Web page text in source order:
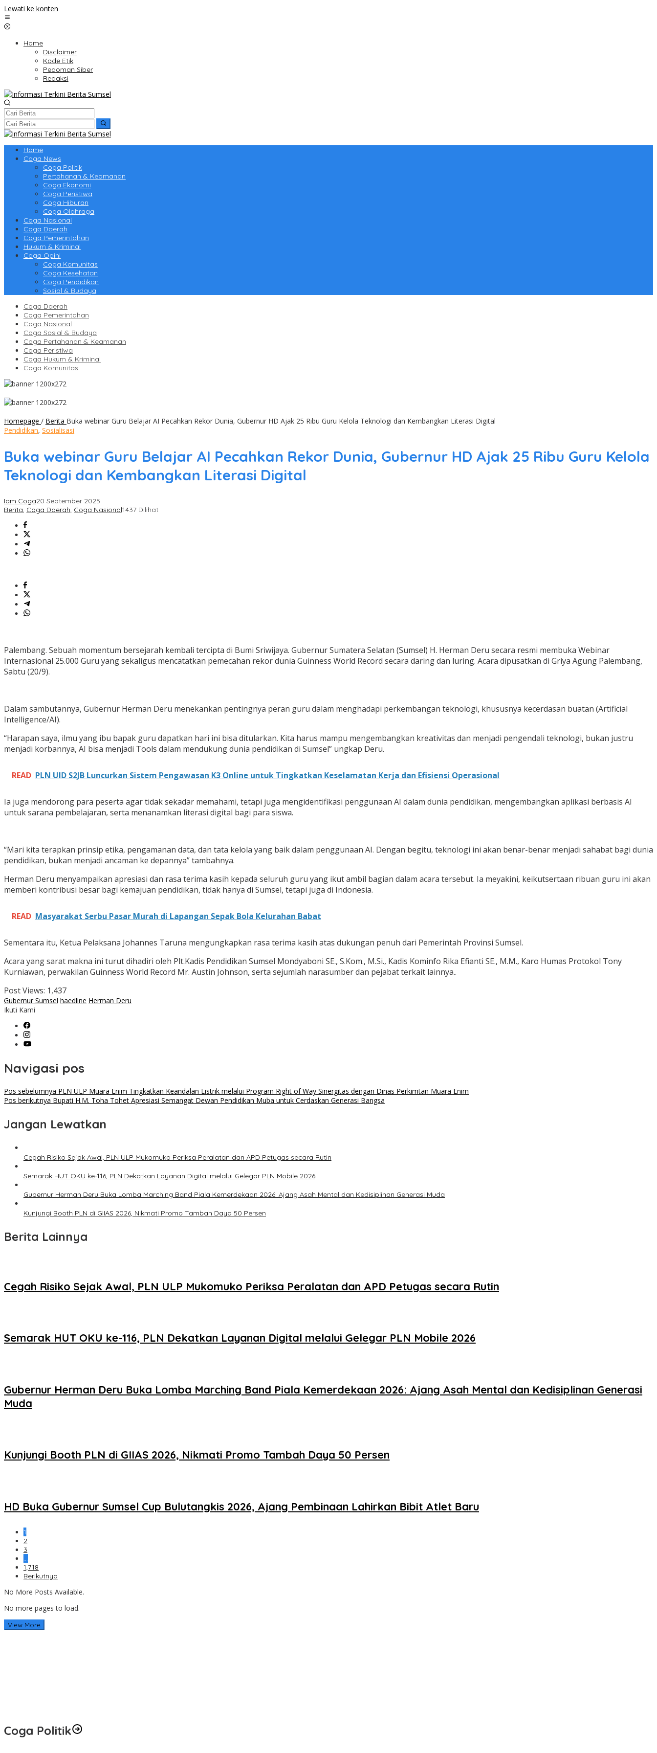
Lewati ke konten
Home
Disclaimer
Kode Etik
Pedoman Siber
Redaksi
Home
Coga News
Coga Politik
Pertahanan & Keamanan
Coga Ekonomi
Coga Peristiwa
Coga Hiburan
Coga Olahraga
Coga Nasional
Coga Daerah
Coga Pemerintahan
Hukum & Kriminal
Coga Opini
Coga Komunitas
Coga Kesehatan
Coga Pendidikan
Sosial & Budaya
Coga Daerah
Coga Pemerintahan
Coga Nasional
Coga Sosial & Budaya
Coga Pertahanan & Keamanan
Coga Peristiwa
Coga Hukum & Kriminal
Coga Komunitas
Homepage / Berita Buka webinar Guru Belajar AI Pecahkan Rekor Dunia, Gubernur HD Ajak 25 Ribu Guru Kelola Teknologi dan Kembangkan Literasi Digital
Pendidikan, Sosialisasi
Buka webinar Guru Belajar AI Pecahkan Rekor Dunia, Gubernur HD Ajak 25 Ribu Guru Kelola
Teknologi dan Kembangkan Literasi Digital
Iam Coga20 September 2025
Berita, Coga Daerah, Coga Nasional1437 Dilihat
Palembang. Sebuah momentum bersejarah kembali tercipta di Bumi Sriwijaya. Gubernur Sumatera Selatan (Sumsel) H. Herman Deru secara resmi membuka Webinar
Internasional 25.000 Guru yang sekaligus mencatatkan pemecahan rekor dunia Guinness World Record secara daring dan luring. Acara dipusatkan di Griya Agung Palembang,
Sabtu (20/9).
Dalam sambutannya, Gubernur Herman Deru menekankan pentingnya peran guru dalam menghadapi perkembangan teknologi, khususnya kecerdasan buatan (Artificial
Intelligence/AI).
“Harapan saya, ilmu yang ibu bapak guru dapatkan hari ini bisa ditularkan. Kita harus mampu mengembangkan kreativitas dan menjadi pengendali teknologi, bukan justru
menjadi korbannya, AI bisa menjadi Tools dalam mendukung dunia pendidikan di Sumsel” ungkap Deru.
READ PLN UID S2JB Luncurkan Sistem Pengawasan K3 Online untuk Tingkatkan Keselamatan Kerja dan Efisiensi Operasional
Ia juga mendorong para peserta agar tidak sekadar memahami, tetapi juga mengidentifikasi penggunaan AI dalam dunia pendidikan, mengembangkan aplikasi berbasis AI
untuk sarana pembelajaran, serta menanamkan literasi digital bagi para siswa.
“Mari kita terapkan prinsip etika, pengamanan data, dan tata kelola yang baik dalam penggunaan AI. Dengan begitu, teknologi ini akan benar-benar menjadi sahabat bagi dunia
pendidikan, bukan menjadi ancaman ke depannya” tambahnya.
Herman Deru menyampaikan apresiasi dan rasa terima kasih kepada seluruh guru yang ikut ambil bagian dalam acara tersebut. Ia meyakini, keikutsertaan ribuan guru ini akan
memberi kontribusi besar bagi kemajuan pendidikan, tidak hanya di Sumsel, tetapi juga di Indonesia.
READ Masyarakat Serbu Pasar Murah di Lapangan Sepak Bola Kelurahan Babat
Sementara itu, Ketua Pelaksana Johannes Taruna mengungkapkan rasa terima kasih atas dukungan penuh dari Pemerintah Provinsi Sumsel.
Acara yang sarat makna ini turut dihadiri oleh Plt.Kadis Pendidikan Sumsel Mondyaboni SE., S.Kom., M.Si., Kadis Kominfo Rika Efianti SE., M.M., Karo Humas Protokol Tony
Kurniawan, perwakilan Guinness World Record Mr. Austin Johnson, serta sejumlah narasumber dan pejabat terkait lainnya..
Post Views: 1,437
Gubernur Sumsel haedline Herman Deru
Ikuti Kami
Navigasi pos
Pos sebelumnya PLN ULP Muara Enim Tingkatkan Keandalan Listrik melalui Program Right of Way Sinergitas dengan Dinas Perkimtan Muara Enim
Pos berikutnya Bupati H.M. Toha Tohet Apresiasi Semangat Dewan Pendidikan Muba untuk Cerdaskan Generasi Bangsa
Jangan Lewatkan
Cegah Risiko Sejak Awal, PLN ULP Mukomuko Periksa Peralatan dan APD Petugas secara Rutin
Semarak HUT OKU ke-116, PLN Dekatkan Layanan Digital melalui Gelegar PLN Mobile 2026
Gubernur Herman Deru Buka Lomba Marching Band Piala Kemerdekaan 2026: Ajang Asah Mental dan Kedisiplinan Generasi Muda
Kunjungi Booth PLN di GIIAS 2026, Nikmati Promo Tambah Daya 50 Persen
Berita Lainnya
Cegah Risiko Sejak Awal, PLN ULP Mukomuko Periksa Peralatan dan APD Petugas secara Rutin
Semarak HUT OKU ke-116, PLN Dekatkan Layanan Digital melalui Gelegar PLN Mobile 2026
Gubernur Herman Deru Buka Lomba Marching Band Piala Kemerdekaan 2026: Ajang Asah Mental dan Kedisiplinan Generasi
Muda
Kunjungi Booth PLN di GIIAS 2026, Nikmati Promo Tambah Daya 50 Persen
HD Buka Gubernur Sumsel Cup Bulutangkis 2026, Ajang Pembinaan Lahirkan Bibit Atlet Baru
1
2
3
…
1,718
Berikutnya
No More Posts Available.
No more pages to load.
View More
Coga Politik